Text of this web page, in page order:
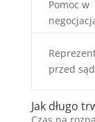
Pomoc w
przed
Jak długo